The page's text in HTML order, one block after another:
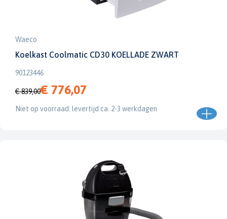
Waeco
Koelkast Coolmatic CD30 KOELLADE ZWART
90123446
€ 839,00€ 776,07
Niet op voorraad: levertijd ca. 2-3 werkdagen